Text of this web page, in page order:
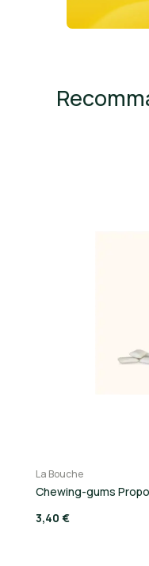
La Bouche
Chewing-gums
3,40 €